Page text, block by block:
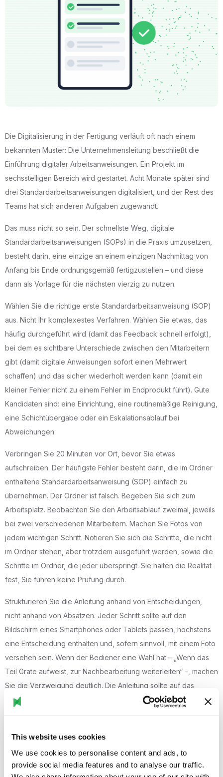
This website uses cookies
We use cookies to personalise content and ads, to
provide social media features and to analyse our traffic.
Die Digitalisierung in der Fertigung verläuft oft nach einem
bekannten Muster: Die Unternehmensleitung beschließt die
Einführung digitaler Arbeitsanweisungen. Ein Projekt im
sechsstelligen Bereich wird gestartet. Acht Monate später sind
drei Standardarbeitsanweisungen digitalisiert, und der Rest des
Teams hat sich anderen Aufgaben zugewandt.
Das muss nicht so sein. Der schnellste Weg, digitale
Standardarbeitsanweisungen (SOPs) in die Praxis umzusetzen,
besteht darin, eine einzige an einem einzigen Nachmittag von
Anfang bis Ende ordnungsgemäß fertigzustellen – und diese
dann als Vorlage für die nächsten vierzig zu nutzen.
Wählen Sie die richtige erste Standardarbeitsanweisung (SOP)
aus. Nicht Ihr komplexestes Verfahren. Wählen Sie etwas, das
häufig durchgeführt wird (damit das Feedback schnell erfolgt),
bei dem es sichtbare Unterschiede zwischen den Mitarbeitern
gibt (damit digitale Anweisungen sofort einen Mehrwert
schaffen) und das sicher wiederholt werden kann (damit ein
kleiner Fehler nicht zu einem Fehler im Endprodukt führt). Gute
Kandidaten sind: eine Einrichtung, eine routinemäßige Reinigung,
eine Schichtübergabe oder ein Eskalationsablauf bei
Abweichungen.
Verbringen Sie 20 Minuten vor Ort, bevor Sie etwas
aufschreiben. Der häufigste Fehler besteht darin, die im Ordner
enthaltene Standardarbeitsanweisung (SOP) einfach zu
übernehmen. Der Ordner ist falsch. Begeben Sie sich zum
Arbeitsplatz. Beobachten Sie den Arbeitsablauf zweimal, jeweils
bei zwei verschiedenen Mitarbeitern. Machen Sie Fotos von
jedem wichtigen Schritt. Notieren Sie sich die Schritte, die nicht
im Ordner stehen, aber trotzdem ausgeführt werden, sowie die
Schritte im Ordner, die jeder überspringt. Sie halten die Realität
fest, Sie führen keine Prüfung durch.
Strukturieren Sie die Anleitung anhand von Entscheidungen,
nicht anhand von Absätzen. Jeder Schritt sollte auf den
Bildschirm eines Smartphones oder Tablets passen, höchstens
eine Entscheidung enthalten und, sofern sinnvoll, mit einem Foto
versehen sein. Wenn der Bediener eine Wahl hat – „Wenn das
Teil Grate aufweist, zur Nachbearbeitung weiterleiten“ –, machen
Sie die Verzweigung deutlich. Die Anleitung sollte auf das
reagieren, was der Bediener sieht, und nicht davon ausgehen,
Integrieren Sie die Qualitätsprüfung, fügen Sie sie nicht einfach
am Ende hinzu. Die meisten Arbeitsanweisungen enden mit
„Qualität prüfen“. Diese Anweisung ist reine Formsache. Bauen